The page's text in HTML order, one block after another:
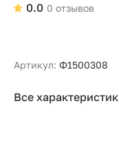
0 отзывов
0.0
Артикул: Ф1500308
Все